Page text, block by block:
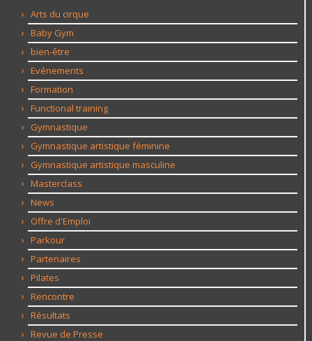
Arts du cirque
Baby Gym
bien-être
Evénements
Formation
Functional training
Gymnastique
Gymnastique artistique féminine
Gymnastique artistique masculine
Masterclass
News
Offre d'Emploi
Parkour
Partenaires
Pilates
Rencontre
Résultats
Revue de Presse